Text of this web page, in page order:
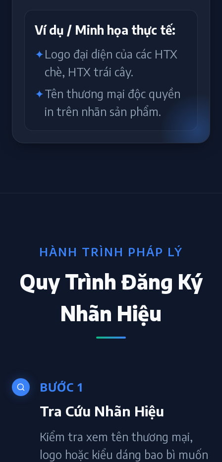
Ví dụ / Minh họa thực tế:
Logo đại diện của các HTX
chè, HTX trái cây.
Tên thương mại độc quyền
in trên nhãn sản phẩm.
HÀNH TRÌNH PHÁP LÝ
Quy Trình Đăng Ký
Nhãn Hiệu
BƯỚC 1
Tra Cứu Nhãn Hiệu
Kiểm tra xem tên thương mại,
logo hoặc kiểu dáng bao bì muốn